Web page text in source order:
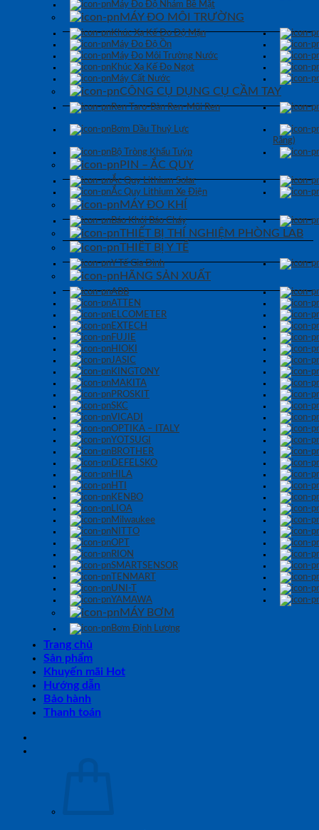
Máy Đo Độ Nhám Bề Mặt
MÁY ĐO MÔI TRƯỜNG
Khúc Xạ Kế Đo Độ Mặn
Máy Đo Độ Ồn
Máy Đo Môi Trường Nước
Khúc Xạ Kế Đo Ngọt
Máy Cất Nước
CÔNG CỤ DỤNG CỤ CẦM TAY
Ren Taro-Bàn Ren-Mũi Ren
Bơm Dầu Thuỷ Lực
Răng)
Bộ Tròng Khẩu Tuýp
PIN – ẮC QUY
Ắc Quy Lithium Solar
Ắc Quy Lithium Xe Điện
MÁY ĐO KHÍ
Báo Khói Báo Cháy
THIẾT BỊ THÍ NGHIỆM PHÒNG LAB
THIẾT BỊ Y TẾ
Y Tế Gia Đình
HÃNG SẢN XUẤT
ABB
ATTEN
ELCOMETER
EXTECH
FUJIE
HIOKI
JASIC
KINGTONY
MAKITA
PROSKIT
SKC
VICADI
OPTIKA – ITALY
YOTSUGI
BROTHER
DEFELSKO
HILA
HTI
KENBO
LIOA
Milwaukee
NITTO
OPT
RION
SMARTSENSOR
TENMART
UNI-T
YAMAWA
MÁY BƠM
Bơm Định Lượng
Trang chủ
Sản phẩm
Khuyến mãi Hot
Hướng dẫn
Bảo hành
Thanh toán